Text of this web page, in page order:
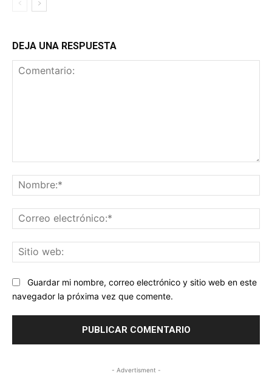
DEJA UNA RESPUESTA
Guardar mi nombre, correo electrónico y sitio web en este
navegador la próxima vez que comente.
- Advertisment -